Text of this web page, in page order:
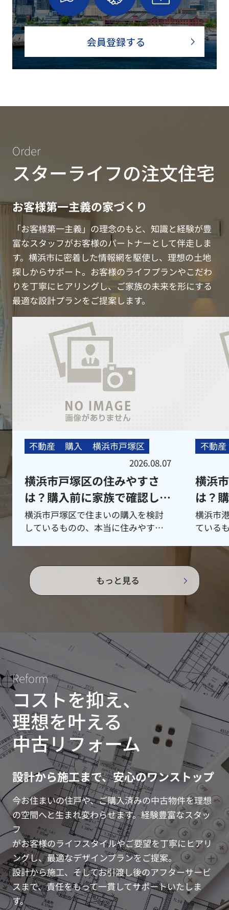
Order
スターライフの注文住宅
お客様第一主義の家づくり
「お客様第一主義」の理念のもと、知識と経験が豊
富なスタッフがお客様のパートナーとして伴走しま
す。横浜市に密着した情報網を駆使し、理想の土地
探しからサポート。お客様のライフプランやこだわ
りを丁寧にヒアリングし、ご家族の未来を形にする
最適な設計プランをご提案します。
不動産 購入
横浜市戸塚区
2026.08.07
横浜市戸塚区の住みやすさ
は？購入前に家族で確認した
いポイント
横浜市戸塚区で住まいの購入を検討
しているものの、本当に住みやすい
せんか。同じ予算でも、エリア選び
や事前のチェックポイントを押さえ
ているかどうかで、入居後の満足度
横浜市戸塚区の住みやすさを基礎情
報から子育て環境、治安や防災、そ
して購入前に確認したいポイントま
で丁寧に解説します♪これから物件
探しを本格的に始める方も、すでに
候補を絞り込んでいる方も、横浜市
戸塚区での暮らしを具体的にイメー
ジできる内容となっています。読み
進めながら、ご家庭ならではの優先
条件を整理し、後悔のない...
不動産
横浜
は？
便性
横浜市
ている
感じ
教育、
認した
リーに
です。
基本デ
利便性
将来性
きたい
イル
ージし
い選び
もっと見る
Reform
コストを抑え、
理想を叶える
中古リフォーム
設計から施工まで、安心のワンストップ
今お住まいの住戸や、ご購入済みの中古物件を理想
の空間へと生まれ変わらせます。経験豊富なスタッ
フ
がお客様のライフスタイルやご要望を丁寧にヒアリ
ングし、最適なデザインプランをご提案。
設計から施工、そしてお引渡し後のアフターサービ
スまで、責任をもって一貫してサポートいたしま
す。